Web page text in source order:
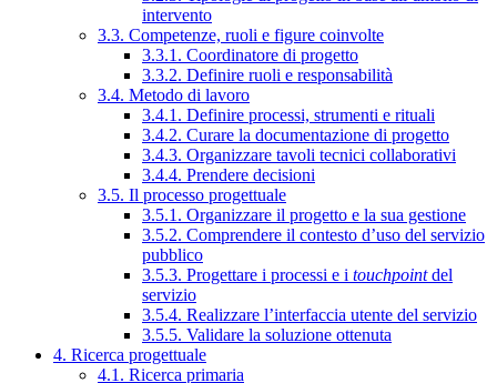
intervento
3.3. Competenze, ruoli e figure coinvolte
3.3.1. Coordinatore di progetto
3.3.2. Definire ruoli e responsabilità
3.4. Metodo di lavoro
3.4.1. Definire processi, strumenti e rituali
3.4.2. Curare la documentazione di progetto
3.4.3. Organizzare tavoli tecnici collaborativi
3.4.4. Prendere decisioni
3.5. Il processo progettuale
3.5.1. Organizzare il progetto e la sua gestione
3.5.2. Comprendere il contesto d’uso del servizio
pubblico
3.5.3. Progettare i processi e i touchpointdel
servizio
3.5.4. Realizzare l’interfaccia utente del servizio
3.5.5. Validare la soluzione ottenuta
4. Ricerca progettuale
4.1. Ricerca primaria